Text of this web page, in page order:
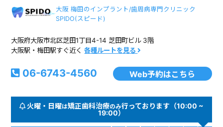
大阪 梅田のインプラント/歯周病専門クリニック
SPIDO(スピード)
大阪府大阪市北区芝田1丁目4-14 芝田町ビル 3階
大阪駅・梅田駅すぐ近く各種ルートを見る
06-6743-4560 Web予約はこちら
火曜・日曜は矯正歯科治療のみ行っております（10:00 ~
19:00）